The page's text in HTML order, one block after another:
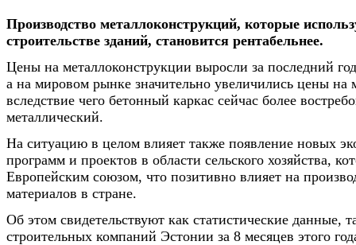
Производство металлоконструкций, которые
строительстве зданий, становится рентабельнее.
Цены на металлоконструкции выросли за последний
а на мировом рынке значительно увеличились цены на
вследствие чего бетонный каркас сейчас более
металлический.
На ситуацию в целом влияет также появление новых
программ и проектов в области сельского хозяйства,
Европейским союзом, что позитивно влияет на
материалов в стране.
Об этом свидетельствуют как статистические данные,
строительных компаний Эстонии за 8 месяцев этого